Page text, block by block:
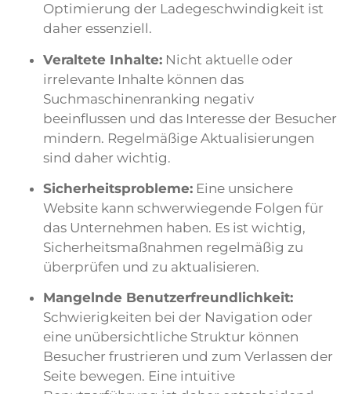
Optimierung der Ladegeschwindigkeit ist
daher essenziell.
Veraltete Inhalte: Nicht aktuelle oder
irrelevante Inhalte können das
Suchmaschinenranking negativ
beeinflussen und das Interesse der Besucher
mindern. Regelmäßige Aktualisierungen
sind daher wichtig.
Sicherheitsprobleme: Eine unsichere
Website kann schwerwiegende Folgen für
das Unternehmen haben. Es ist wichtig,
Sicherheitsmaßnahmen regelmäßig zu
überprüfen und zu aktualisieren.
Mangelnde Benutzerfreundlichkeit:
Schwierigkeiten bei der Navigation oder
eine unübersichtliche Struktur können
Besucher frustrieren und zum Verlassen der
Seite bewegen. Eine intuitive